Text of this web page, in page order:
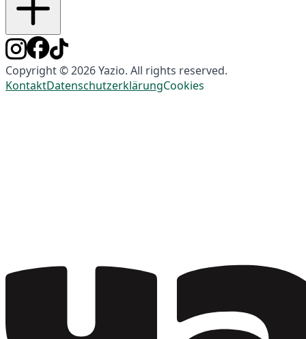
Copyright © 2026 Yazio. All rights reserved.
KontaktDatenschutzerklärungCookies